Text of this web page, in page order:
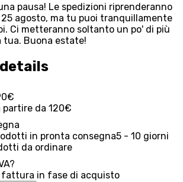
pausa! Le spedizioni riprenderanno
agosto, ma tu puoi tranquillamente
Ci metteranno soltanto un po' di più
tua. Buona estate!
partire da 120€
in pronta consegna5 - 10 giorni
da ordinare
fattura in fase di acquisto